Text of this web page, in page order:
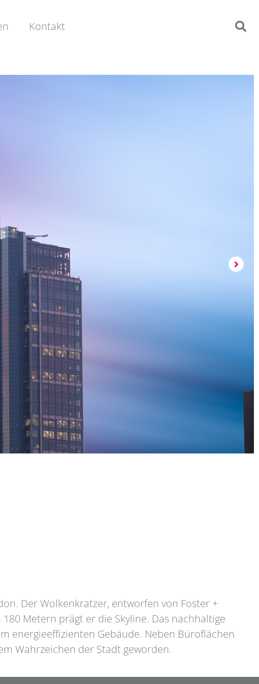
Kontakt
Der Wolkenkratzer, entworfen von Foster +
Metern prägt er die Skyline. Das nachhaltige
energieeffizienten Gebäude. Neben Büroflächen
Wahrzeichen der Stadt geworden.